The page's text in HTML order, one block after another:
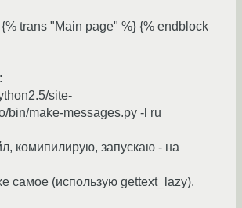
trans "Main page" %} {% endblock
site-
bin/make-messages.py -l ru
комипилирую, запускаю - на
самое (использую gettext_lazy).